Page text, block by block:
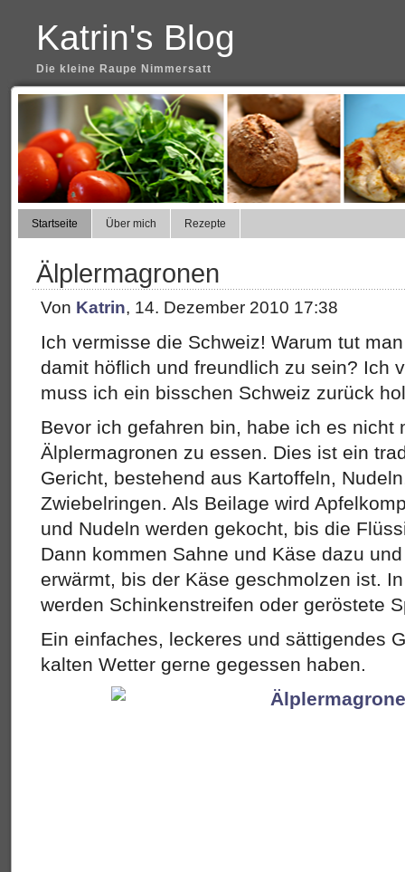
Katrin's Blog
Die kleine Raupe Nimmersatt
Startseite Über mich Rezepte
Älplermagronen
Von Katrin, 14. Dezember 2010 17:38
Ich vermisse die Schweiz! Warum tut
damit höflich und freundlich zu sein? Ich
muss ich ein bisschen Schweiz zurück
Bevor ich gefahren bin, habe ich es nicht
Älplermagronen zu essen. Dies ist ein
Gericht, bestehend aus Kartoffeln,
Zwiebelringen. Als Beilage wird
und Nudeln werden gekocht, bis die
Dann kommen Sahne und Käse dazu
erwärmt, bis der Käse geschmolzen ist.
werden Schinkenstreifen oder geröstete
Ein einfaches, leckeres und sättigendes
kalten Wetter gerne gegessen haben.